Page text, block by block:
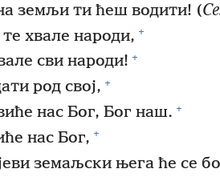
земљи ти ћеш водити! (
хвале народи, +
сви народи! +
род свој, +
нас Бог, Бог наш. +
нас Бог, +
земаљски њега ће се